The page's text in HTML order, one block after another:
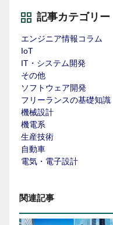
記事カテゴリー
エンジニア情報コラム
IoT
IT・システム開発
その他
ソフトウェア開発
フリーランスの基礎知識
機械設計
機電系
生産技術
自動車
電気・電子設計
関連記事